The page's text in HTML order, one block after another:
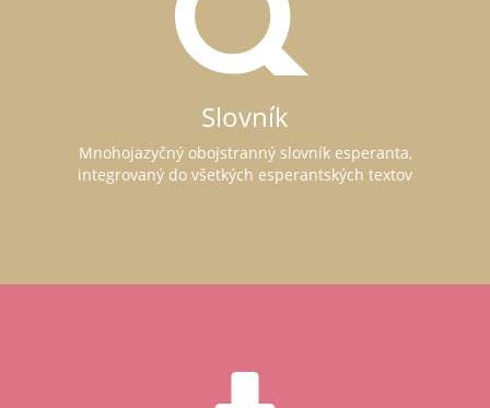
Slovník
Mnohojazyčný obojstranný slovník esperanta,
integrovaný do všetkých esperantských textov